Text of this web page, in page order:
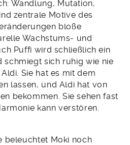
Wandlung, Mutation,
zentrale Motive des
bloße
Wachstums- und
Puffi wird schließlich ein
schmiegt sich ruhig wie nie
Sie hat es mit dem
lassen, und Aldi hat von
bekommen. Sie sehen fast
kann verstören.
beleuchtet Moki noch